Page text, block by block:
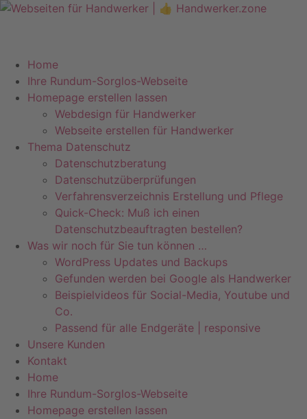
Home
Ihre Rundum-Sorglos-Webseite
Homepage erstellen lassen
Webdesign für Handwerker
Webseite erstellen für Handwerker
Thema Datenschutz
Datenschutzberatung
Datenschutzüberprüfungen
Verfahrensverzeichnis Erstellung und Pflege
Quick-Check: Muß ich einen
Datenschutzbeauftragten bestellen?
Was wir noch für Sie tun können …
WordPress Updates und Backups
Gefunden werden bei Google als Handwerker
Beispielvideos für Social-Media, Youtube und
Co.
Passend für alle Endgeräte | responsive
Unsere Kunden
Kontakt
Home
Ihre Rundum-Sorglos-Webseite
Homepage erstellen lassen